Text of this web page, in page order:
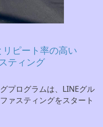
ピート率の高い
ティング
プログラムは、LINEグル
ァスティングをスタート